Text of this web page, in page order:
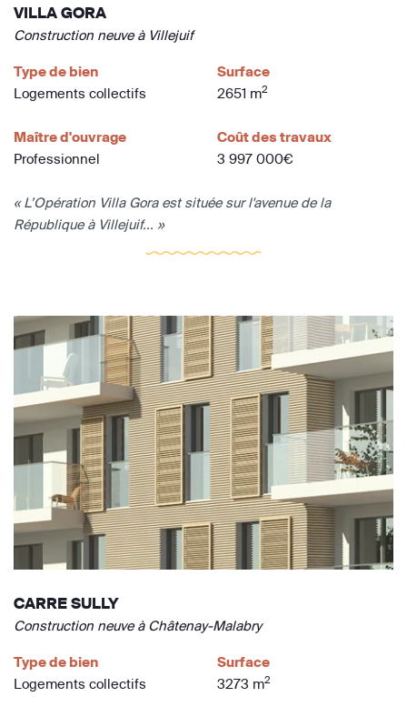
VILLA GORA
Construction neuve à Villejuif
Type de bien
Logements collectifs
Surface
2651 m2
Maître d'ouvrage
Professionnel
Coût des travaux
3 997 000€
« L’Opération Villa Gora est située sur l'avenue de la
République à Villejuif... »
CARRE SULLY
Construction neuve à Châtenay-Malabry
Type de bien
Logements collectifs
Surface
3273 m2